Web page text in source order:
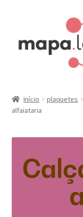
navegação
Carrinho
Finalizar compra
Minha conta
Painel do Afiliado
Início plaquetes
alfaiataria